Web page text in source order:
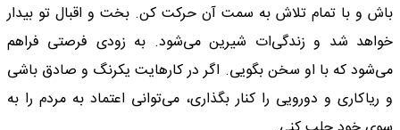
باش و با تمام تلاش به سمت آن حرکت کن. بخت و اقبال تو بیدار
خواهد شد و زندگی‌ات شیرین می‌شود. به زودی فرصتی فراهم
می‌شود که با او سخن بگویی. اگر در کارهایت یکرنگ و صادق باشی
و ریاکاری و دورویی را کنار بگذاری، می‌توانی اعتماد به مردم را به